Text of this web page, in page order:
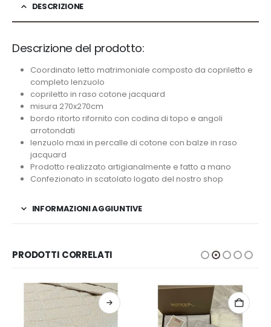
DESCRIZIONE
Descrizione del prodotto:
Coordinato letto matrimoniale composto da copriletto e
completo lenzuolo
copriletto in raso cotone jacquard
misura 270x270cm
bordo ritorto rifornito con codina di topo e angoli
arrotondati
lenzuolo maxi in percalle di cotone con balze in raso
jacquard
Prodotto realizzato artigianalmente e fatto a mano
Confezionato in scatolato logato del nostro shop
INFORMAZIONI AGGIUNTIVE
PRODOTTI CORRELATI